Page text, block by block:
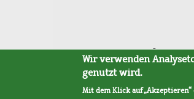
SitemapBarrierefreiheit
Wir verwenden
genutzt wird.
Mit dem Klick auf